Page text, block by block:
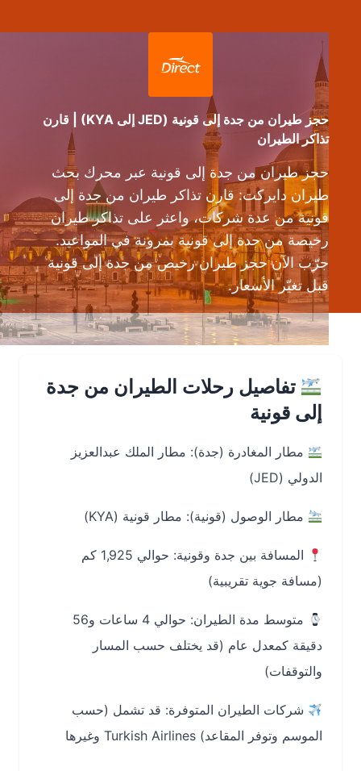
حجز طيران من جدة إلى قونية (JED إلى KYA) | قارن
تذاكر الطيران
حجز طيران من جدة إلى قونية عبر محرك بحث
طيران دايركت: قارن تذاكر طيران من جدة إلى
قونية من عدة شركات، واعثر على تذاكر طيران
رخيصة من جدة إلى قونية بمرونة في المواعيد.
جرّب الآن حجز طيران رخيص من جدة إلى قونية
قبل تغيّر الأسعار.
تفاصيل رحلات الطيران من جدة
إلى قونية
مطار المغادرة (جدة): مطار الملك عبدالعزيز
الدولي (JED)
مطار الوصول (قونية): مطار قونية (KYA)
المسافة بين جدة وقونية: حوالي 1,925 كم
(مسافة جوية تقريبية)
متوسط مدة الطيران: حوالي 4 ساعات و56
دقيقة كمعدل عام (قد يختلف حسب المسار
والتوقفات)
شركات الطيران المتوفرة: قد تشمل (حسب
الموسم وتوفر المقاعد) Turkish Airlines وغيرها